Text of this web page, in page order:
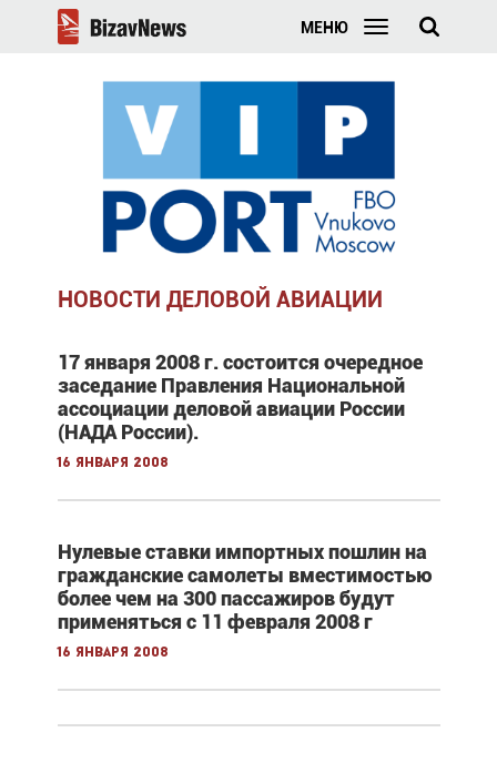
МЕНЮ
НОВОСТИ ДЕЛОВОЙ АВИАЦИИ
17 января 2008 г. состоится очередное
заседание Правления Национальной
ассоциации деловой авиации России
(НАДА России).
16 января 2008
Нулевые ставки импортных пошлин на
гражданские самолеты вместимостью
более чем на 300 пассажиров будут
применяться с 11 февраля 2008 г
16 января 2008